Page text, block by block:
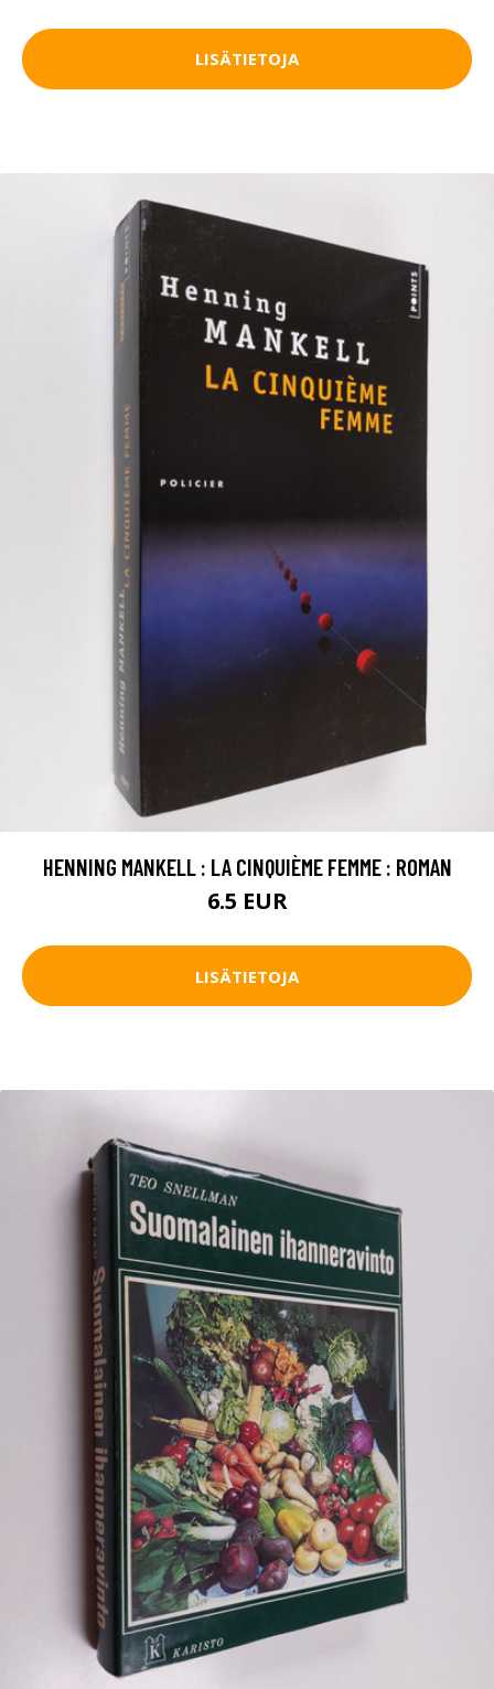
LISÄTIETOJA
HENNING MANKELL : LA CINQUIÈME FEMME : ROMAN
6.5 EUR
LISÄTIETOJA